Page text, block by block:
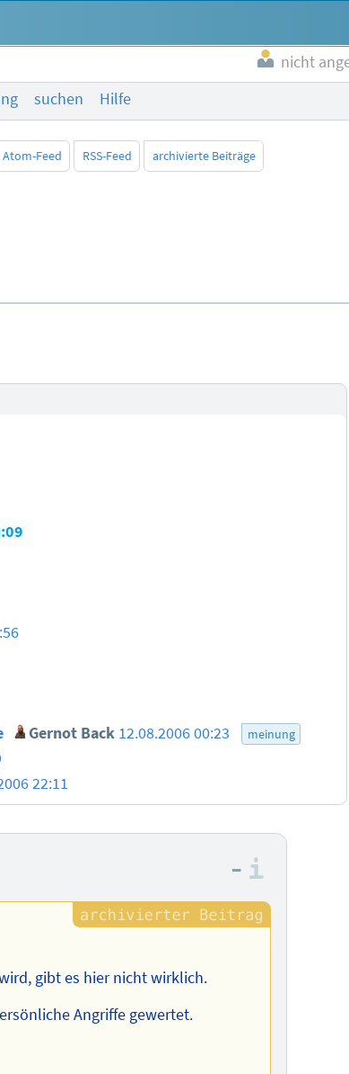
nicht
suchen Hilfe
Atom-Feed RSS-Feed archivierte Beiträge
Gernot Back 12.08.2006 00:23 meinung
22:11
–
gibt es hier nicht wirklich.
Angriffe gewertet.